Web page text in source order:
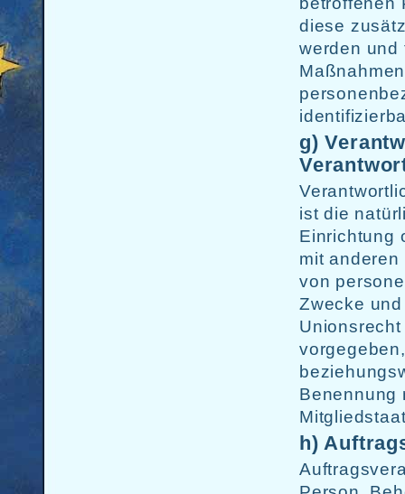
diese
werden und
g)
ist die
Einrichtung
mit
von
Zwecke
Benennung
h)